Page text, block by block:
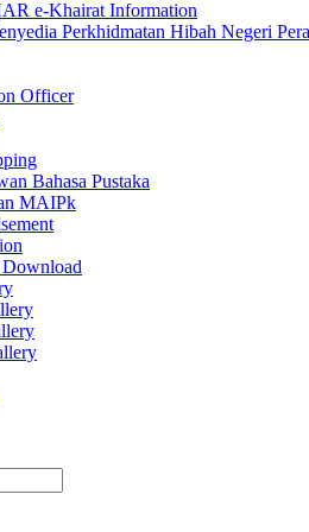
e-Khairat Information
Perkhidmatan Hibah Negeri
Officer
Bahasa Pustaka
MAIPk